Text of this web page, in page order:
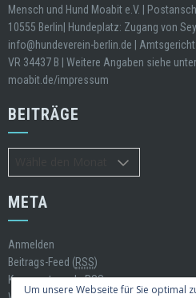
Mensch und Hund Moabit e.V. |
10555 Berlin| Hundeplatz: Zugang von
info@hundeverein-berlin.de |
VR 34437 B | Weitere Angaben siehe
moabit.de/impressum
BEITRÄGE
META
Anmelden
Beitrags-Feed (RSS)
Kommentare alsRSS
Um unsere Webseite für Sie optimal